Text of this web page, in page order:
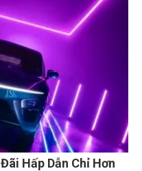
Hấp Dẫn Chỉ Hơn